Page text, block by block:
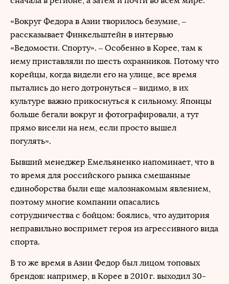
«Вокруг Федора в Азии творилось безумие, –
рассказывает Финкельштейн в интервью
«Ведомости. Спорту». – Особенно в Корее, там к
нему приставляли по шесть охранников. Потому что
корейцы, когда видели его на улице, все время
пытались до него дотронуться – видимо, в их
культуре важно прикоснуться к сильному. Японцы
больше бегали вокруг и фотографировали, а тут
прямо висели на нем, если просто вышел
погулять».
Бывший менеджер Емельяненко напоминает, что в
то время для российского рынка смешанные
единоборства были еще малознакомым явлением,
поэтому многие компании опасались
сотрудничества с бойцом: боялись, что аудитория
неправильно воспримет героя из агрессивного вида
спорта.
В то же время в Азии Федор был лицом топовых
брендов: например, в Корее в 2010 г. выходил 30-